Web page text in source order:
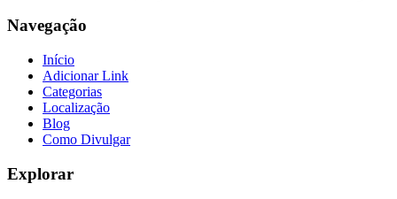
Navegação
Início
Adicionar Link
Categorias
Localização
Blog
Como Divulgar
Explorar